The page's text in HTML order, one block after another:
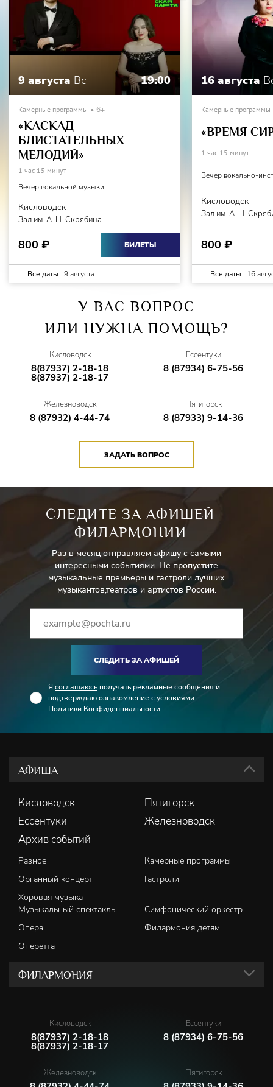
9 августа Вс 19:00
Камерные программы 6+
«КАСКАД
БЛИСТАТЕЛЬНЫХ
МЕЛОДИЙ»
1 час 15 минут
Вечер вокальной музыки
Кисловодск
Зал им. А. Н. Скрябина
800 ₽ БИЛЕТЫ
Все даты : 9 августа
16 августа
Камерные программы
«ВРЕМЯ
1 час 15 минут
Вечер вокально-
Кисловодск
Зал им. А. Н.
800 ₽
Все даты : 16
У ВАС ВОПРОС
ИЛИ НУЖНА ПОМОЩЬ?
Кисловодск
8(87937) 2-18-18
8(87937) 2-18-17
Ессентуки
8 (87934) 6-75-56
Железноводск
8 (87932) 4-44-74
Пятигорск
8 (87933) 9-14-36
ЗАДАТЬ ВОПРОС
СЛЕДИТЕ ЗА АФИШЕЙ
ФИЛАРМОНИИ
Раз в месяц отправляем афишу с самыми
интересными событиями. Не пропустите
музыкальные премьеры и гастроли лучших
музыкантов,театров и артистов России.
СЛЕДИТЬ ЗА АФИШЕЙ
Я соглашаюсь получать рекламные сообщения и
подтверждаю ознакомление с условиями
Политики Конфиденциальности
АФИША
Кисловодск
Пятигорск
Ессентуки
Железноводск
Архив событий
Разное
Камерные программы
Органный концерт
Гастроли
Хоровая музыка
Музыкальный спектакль
Симфонический оркестр
Опера
Филармония детям
Оперетта
ФИЛАРМОНИЯ
Кисловодск
8(87937) 2-18-18
8(87937) 2-18-17
Ессентуки
8 (87934) 6-75-56
Железноводск Пятигорск